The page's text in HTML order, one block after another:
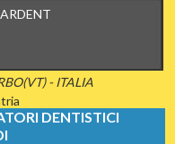
- ITALIA
DENTISTICI